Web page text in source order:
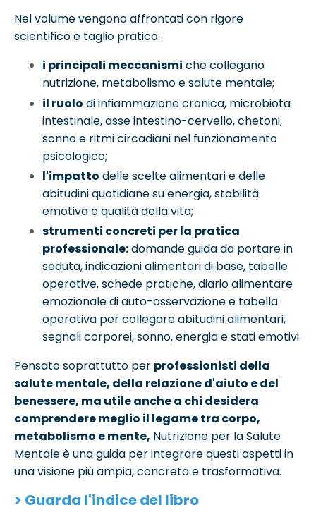
Nel volume vengono affrontati con rigore
scientifico e taglio pratico:
i principali meccanismi che collegano
nutrizione, metabolismo e salute mentale;
il ruolo di infiammazione cronica, microbiota
intestinale, asse intestino-cervello, chetoni,
sonno e ritmi circadiani nel funzionamento
psicologico;
l'impatto delle scelte alimentari e delle
abitudini quotidiane su energia, stabilità
emotiva e qualità della vita;
strumenti concreti per la pratica
professionale:domande guida da portare in
seduta, indicazioni alimentari di base, tabelle
operative, schede pratiche, diario alimentare
emozionale di auto-osservazione e tabella
operativa per collegare abitudini alimentari,
segnali corporei, sonno, energia e stati emotivi.
Pensato soprattutto per professionisti della
salute mentale, della relazione d'aiuto e del
benessere, ma utile anche a chi desidera
comprendere meglio il legame tra corpo,
metabolismo e mente, Nutrizione per la Salute
Mentale è una guida per integrare questi aspetti in
una visione più ampia, concreta e trasformativa.
> Guarda l'indice del libro